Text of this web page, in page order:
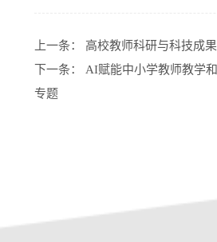
上一条： 高校教师科研与科技成
下一条： AI赋能中小学教师教学
专题